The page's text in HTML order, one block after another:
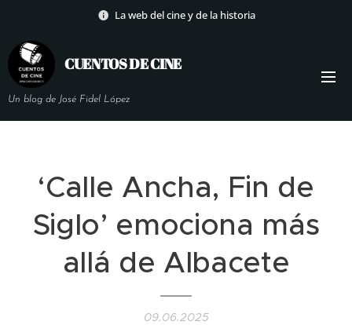
La web del cine y de la historia
CUENTOS DECINE
Un blog de José Fidel López
‘Calle Ancha, Fin de
Siglo’ emociona más
allá de Albacete
09.06.2025